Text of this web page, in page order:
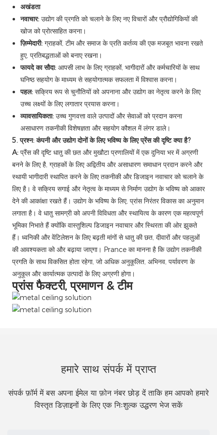
अखंडता
नवाचार: उद्योग की प्रगति को चलाने के लिए नए विचारों और प्रौद्योगिकियों की
खोज को प्रोत्साहित करना।
ज़िम्मेदारी: ग्राहकों, टीम और समाज के प्रति कर्तव्य की एक मजबूत भावना रखते
हुए, प्रतिबद्धताओं को बनाए रखना।
फायदे का सौदा: आपसी लाभ के लिए ग्राहकों, भागीदारों और कर्मचारियों के साथ
घनिष्ठ सहयोग के माध्यम से सहयोगात्मक सफलता में विश्वास करना।
पहल: सक्रिय रूप से चुनौतियों को अपनाना और उद्योग का नेतृत्व करने के लिए
उच्च लक्ष्यों के लिए लगातार प्रयास करना।
व्यावसायिकता: उच्च गुणवत्ता वाले उत्पादों और सेवाओं को प्रदान करना
असाधारण तकनीकी विशेषज्ञता और सहयोग कौशल में लंगर डाले।
5. प्रश्न: कंपनी और उद्योग दोनों के लिए भविष्य के लिए प्रेंस की दृष्टि क्या है?
A: प्रैंस की दृष्टि धातु की छत और मुखौटा प्रणालियों में एक दुनिया भर में अग्रणी
बनने के लिए है, ग्राहकों के लिए अद्वितीय और असाधारण समाधान प्रदान करने और
स्थायी भागीदारी स्थापित करने के लिए तकनीकी और डिजाइन नवाचार को चलाने के
लिए है। वे सक्रिय सगाई और नेतृत्व के माध्यम से निर्माण उद्योग के भविष्य को आकार
देने की आकांक्षा रखते हैं। उद्योग के भविष्य के लिए, प्रांस निरंतर विकास का अनुमान
लगाता है। वे धातु सामग्री को अपनी विविधता और स्थायित्व के कारण एक महत्वपूर्ण
भूमिका निभाते हैं क्योंकि वास्तुशिल्प डिजाइन नवाचार और स्थिरता की ओर झुकते
हैं। ध्वनिकी और वेंटिलेशन के लिए बढ़ती मांगों से धातु की छत, दीवारों और पहलुओं
की आवश्यकता को और बढ़ाया जाएगा। Prance का मानना ​​है कि उद्योग तकनीकी
प्रगति के साथ विकसित होता रहेगा, जो अधिक अनुकूलित, अभिनव, पर्यावरण के
अनुकूल और कार्यात्मक उत्पादों के लिए अग्रणी होगा।
प्रांस फैक्टरी, प्रमाणन & टीम
हमारे साथ संपर्क में प्राप्त
संपर्क फ़ॉर्म में बस अपना ईमेल या फ़ोन नंबर छोड़ दें ताकि हम आपको हमारे
विस्तृत डिज़ाइनों के लिए एक निःशुल्क उद्धरण भेज सकें